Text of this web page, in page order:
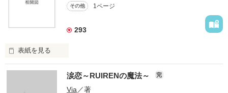
その他 1ページ
293
表紙を見る
イケメンシリーズ相関図
第一弾から第十弾
涙恋～RUIRENの魔法～ 完
Via ／著